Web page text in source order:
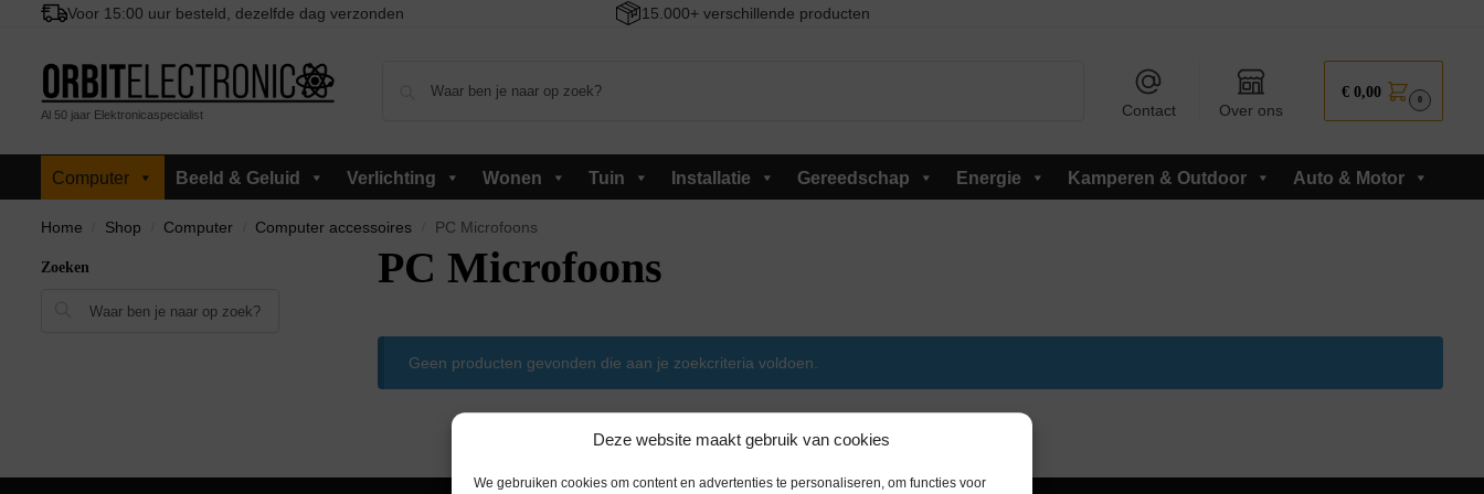
Deze website maakt gebruik van cookies
We gebruiken cookies om content en advertenties te personaliseren, om functies voor
Voor 15:00 uur besteld, dezelfde dag verzonden 15.000+ verschillende producten
Al 50 jaar Elektronicaspecialist Contact Over ons
€ 0,00 0
Computer Beeld & Geluid Verlichting Wonen Tuin Installatie Gereedschap Energie Kamperen & Outdoor Auto & Motor
Home Shop Computer Computer accessoires PC Microfoons
PC Microfoons
Geen producten gevonden die aan je zoekcriteria voldoen.
Zoeken